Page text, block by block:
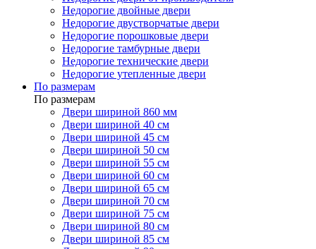
Недорогие двойные двери
Недорогие двустворчатые двери
Недорогие порошковые двери
Недорогие тамбурные двери
Недорогие технические двери
Недорогие утепленные двери
По размерам
По размерам
Двери шириной 860 мм
Двери шириной 40 см
Двери шириной 45 см
Двери шириной 50 см
Двери шириной 55 см
Двери шириной 60 см
Двери шириной 65 см
Двери шириной 70 см
Двери шириной 75 см
Двери шириной 80 см
Двери шириной 85 см